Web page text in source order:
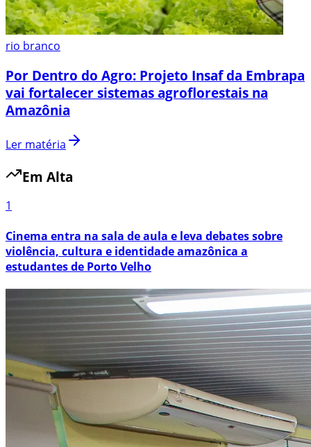
rio branco
Por Dentro do Agro: Projeto Insaf da Embrapa
vai fortalecer sistemas agroflorestais na
Amazônia
Ler matéria
Em Alta
1
Cinema entra na sala de aula e leva debates sobre
violência, cultura e identidade amazônica a
estudantes de Porto Velho